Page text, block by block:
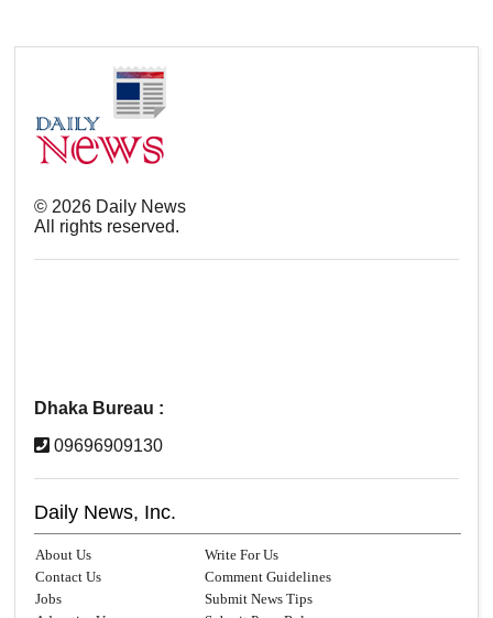
© 2026 Daily News
All rights reserved.
Dhaka Bureau :
09696909130
Daily News, Inc.
About Us
Write For Us
Contact Us
Comment Guidelines
Jobs
Submit News Tips